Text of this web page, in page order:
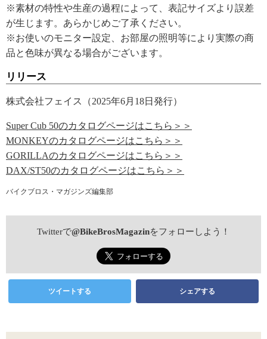
※素材の特性や生産の過程によって、表記サイズより誤差
が生じます。あらかじめご了承ください。
※お使いのモニター設定、お部屋の照明等により実際の商
品と色味が異なる場合がございます。
リリース
株式会社フェイス（2025年6月18日発行）
Super Cub 50のカタログページはこちら＞＞
MONKEYのカタログページはこちら＞＞
GORILLAのカタログページはこちら＞＞
DAX/ST50のカタログページはこちら＞＞
バイクブロス・マガジンズ編集部
Twitterで@BikeBrosMagazinをフォローしよう！
ツイートする シェアする